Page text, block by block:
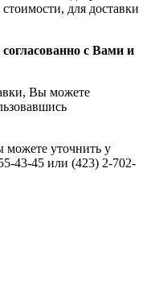
для доставки
с Вами и
Вы можете
уточнить у
43-45 или (423) 2-702-